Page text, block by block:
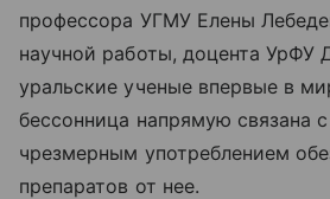
профессора УГМУ Елены
научной работы, доцента УрФУ
уральские ученые впервые в
бессонница напрямую связана
чрезмерным употреблением
препаратов от нее.